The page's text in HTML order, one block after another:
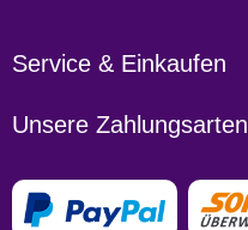
Service & Einkaufen
Unsere Zahlungsarten